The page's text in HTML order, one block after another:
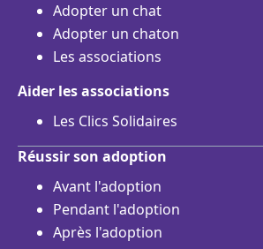
Adopter un chat
Adopter un chaton
Les associations
Aider les associations
Les Clics Solidaires
Réussir son adoption
Avant l'adoption
Pendant l'adoption
Après l'adoption